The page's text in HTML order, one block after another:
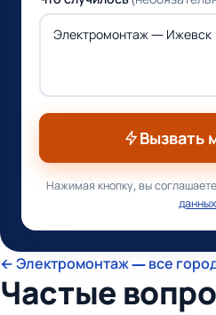
Вызвать
Нажимая кнопку, вы
данных
← Электромонтаж — все
Частые